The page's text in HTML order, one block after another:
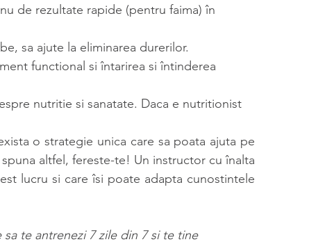
de rezultate rapide (pentru faima) în
sa ajute la eliminarea durerilor.
functional si întarirea si întinderea
nutritie si sanatate. Daca e nutritionist
o strategie unica care sa poata ajuta pe
altfel, fereste-te! Un instructor cu înalta
lucru si care îsi poate adapta cunostintele
te antrenezi 7 zile din 7 si te tine